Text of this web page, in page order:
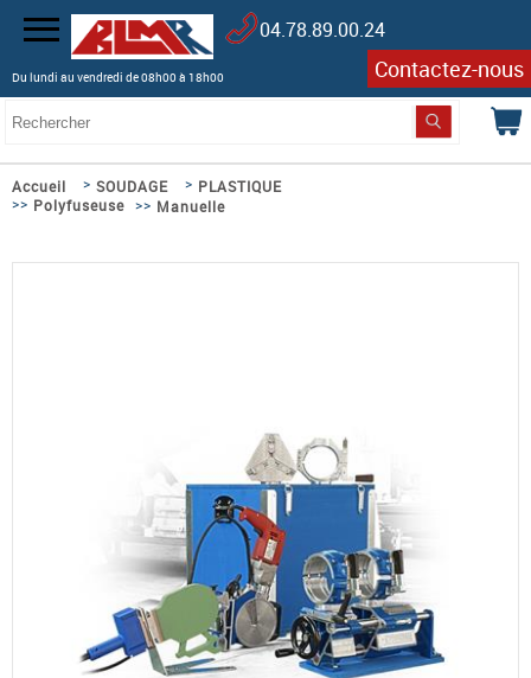
04.78.89.00.24
Du lundi au vendredi de 08h00 à 18h00 Contactez-nous
Accueil > SOUDAGE > PLASTIQUE
>> Polyfuseuse >> Manuelle